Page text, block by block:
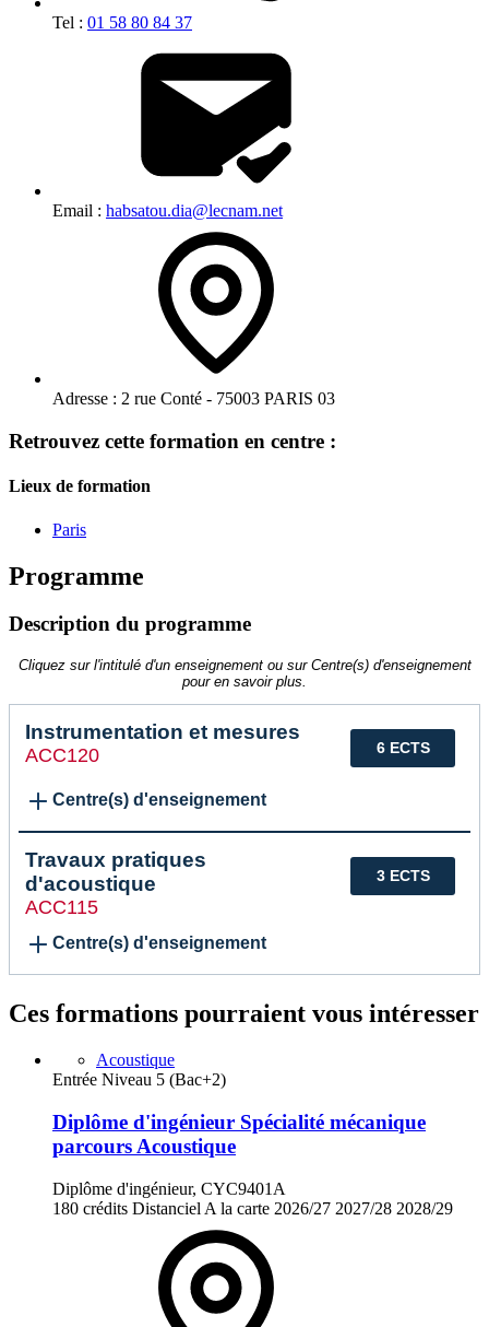
Tel : 01 58 80 84 37
Email : habsatou.dia@lecnam.net
Adresse : 2 rue Conté - 75003 PARIS 03
Retrouvez cette formation en centre :
Lieux de formation
Paris
Programme
Description du programme
Cliquez sur l'intitulé d'un enseignement ou sur Centre(s) d'enseignement
pour en savoir plus.
6 ECTS
Instrumentation et mesures
ACC120
Centre(s) d'enseignement
3 ECTS
Travaux pratiques
d'acoustique
ACC115
Centre(s) d'enseignement
Ces formations pourraient vous intéresser
Acoustique
Entrée Niveau 5 (Bac+2)
Diplôme d'ingénieur Spécialité mécanique
parcours Acoustique
Diplôme d'ingénieur, CYC9401A
180 crédits Distanciel A la carte 2026/27 2027/28 2028/29